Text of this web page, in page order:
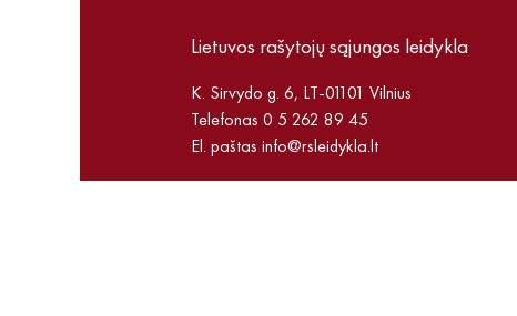
Lietuvos rašytojų sąjungos leidykla
K. Sirvydo g. 6, LT-01101 Vilnius
Telefonas 0 5 262 89 45
El. paštas info@rsleidykla.lt